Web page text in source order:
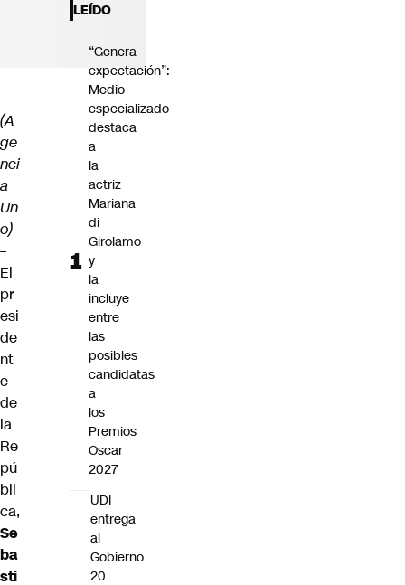
(A
ge
nci
a
Un
o)
–
El
pr
esi
de
nt
e
de
la
Re
pú
bli
ca,
Se
ba
sti
LEÍDO
“Genera
expectación”:
Medio
especializado
destaca
a
la
actriz
Mariana
di
Girolamo
y
la
incluye
entre
las
posibles
candidatas
a
los
Premios
Oscar
2027
UDI
entrega
al
Gobierno
20